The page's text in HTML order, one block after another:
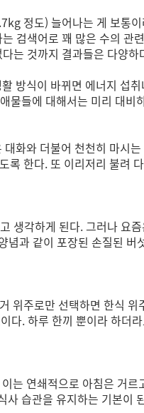
정도) 늘어나는 게 보통
검색어로 꽤 많은 수의 관
는 것까지 결과들은 다양하
방식이 바뀌면 에너지 섭
들에 대해서는 미리 대
화와 더불어 천천히 마시
한다. 또 이리저리 불려
생각하게 된다. 그러나 요
과 같이 포장된 손질된
위주로만 선택하면 한식
. 하루 한끼 뿐이라 하더
는 연쇄적으로 아침은 거
사 습관을 유지하는 기본이